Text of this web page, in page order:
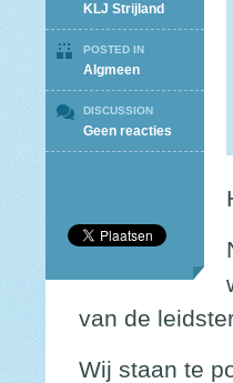
KLJ Strijland
POSTED IN
Algmeen
DISCUSSION
Geen reacties
Start
van de
Wij staan te